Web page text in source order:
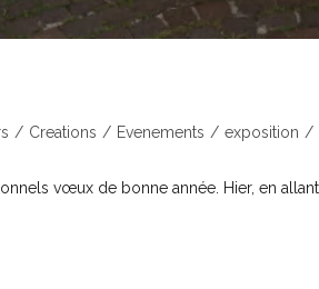
/ Creations / Evenements / exposition /
vœux de bonne année. Hier, en